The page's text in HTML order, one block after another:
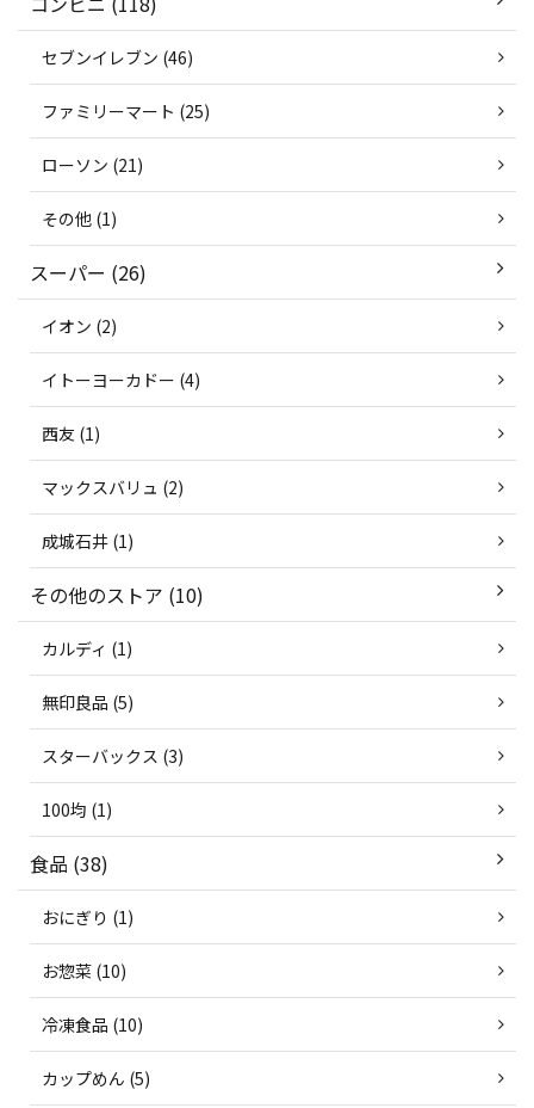
セブンイレブン (46)
ファミリーマート (25)
ローソン (21)
その他 (1)
スーパー (26)
イオン (2)
イトーヨーカドー (4)
西友 (1)
マックスバリュ (2)
成城石井 (1)
その他のストア (10)
カルディ (1)
無印良品 (5)
スターバックス (3)
100均 (1)
食品 (38)
おにぎり (1)
お惣菜 (10)
冷凍食品 (10)
カップめん (5)